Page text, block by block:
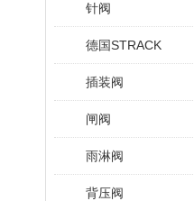
针阀
德国STRACK
插装阀
闸阀
雨淋阀
背压阀